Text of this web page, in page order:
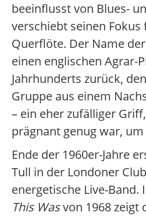
beeinflusst von Blues-
verschiebt seinen
Querflöte. Der Name
einen englischen Agrar-
Jahrhunderts zurück,
Gruppe aus einem
– ein eher zufälliger
prägnant genug war,
Ende der 1960er-Jahre
Tull in der Londoner
energetische Live-Band.
This Wasvon 1968 zeigt